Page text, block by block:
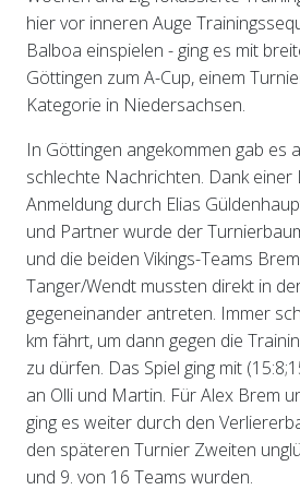
hier vor inneren Auge
Balboa einspielen - ging es mit
Göttingen zum A-Cup, einem
Kategorie in Niedersachsen.
In Göttingen angekommen gab es
schlechte Nachrichten. Dank einer
Anmeldung durch Elias
und Partner wurde der
und die beiden Vikings-Teams
Tanger/Wendt mussten direkt in
gegeneinander antreten. Immer
km fährt, um dann gegen die
zu dürfen. Das Spiel ging mit
an Olli und Martin. Für Alex Brem
ging es weiter durch den
den späteren Turnier Zweiten
und 9. von 16 Teams wurden.